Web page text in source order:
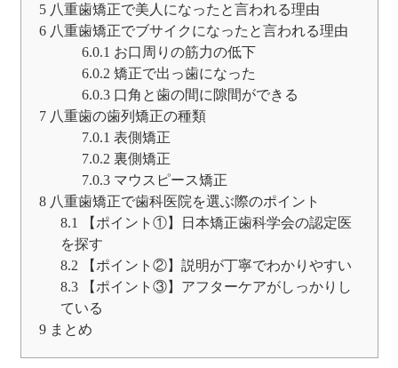
5八重歯矯正で美人になったと言われる理由
6八重歯矯正でブサイクになったと言われる理由
6.0.1 お口周りの筋力の低下
6.0.2 矯正で出っ歯になった
6.0.3口角と歯の間に隙間ができる
7八重歯の歯列矯正の種類
7.0.1 表側矯正
7.0.2 裏側矯正
7.0.3マウスピース矯正
8八重歯矯正で歯科医院を選ぶ際のポイント
8.1
【ポイント①】日本矯正歯科学会の認定医
を探す
8.2 【ポイント②】説明が丁寧でわかりやすい
8.3【ポイント③】アフターケアがしっかりし
ている
9まとめ